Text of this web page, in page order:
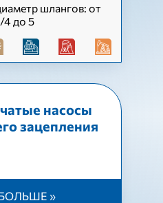
шлангов: от
4 до 5
насосы
зацепления
»